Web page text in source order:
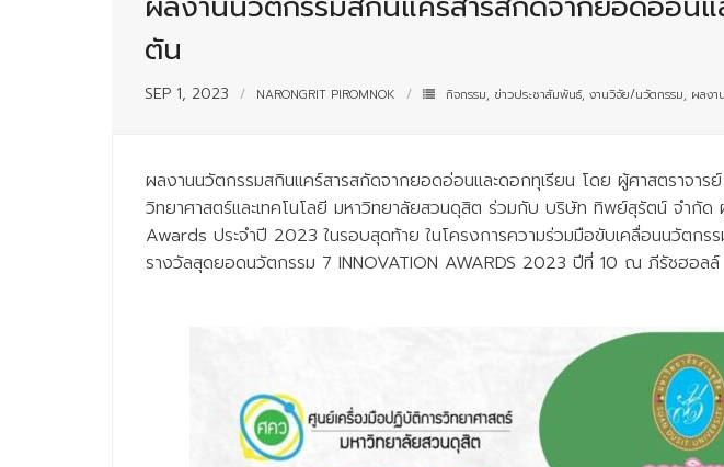
ตัน
SEP 1, 2023 NARONGRIT PIROMNOK กิจกรรม, ข่าวประชาสัมพันธ์, งานวิจัย/นวัตกรรม, ผลงา
ผลงานนวัตกรรมสกินแคร์สารสกัดจากยอดอ่อนและดอกทุเรียน โดย ผู้ศาสตราจ
วิทยาศาสตร์และเทคโนโลยี มหาวิทยาลัยสวนดุสิต ร่วมกับ บริษัท ทิพย์สุรัตน์ จำ
Awards ประจำปี 2023 ในรอบสุดท้าย ในโครงการความร่วมมือขับเคลื่อนนวัตกร
รางวัลสุดยอดนวัตกรรม 7 INNOVATION AWARDS 2023 ปีที่ 10 ณ ภีรัชฮอลล์